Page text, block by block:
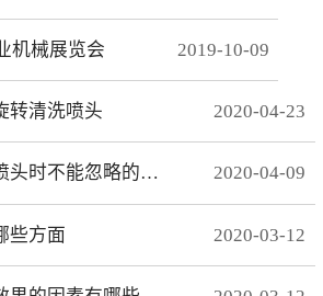
机械展览会 2019-10-09
转清洗喷头 2020-04-23
选购三维旋转清洗喷头时不能忽略的事项有哪些 2020-04-09
些方面 2020-03-12